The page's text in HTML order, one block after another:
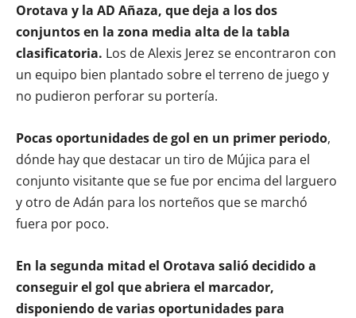
Orotava y la AD Añaza, que deja a los dos
conjuntos en la zona media alta de la tabla
clasificatoria. Los de Alexis Jerez se encontraron con
un equipo bien plantado sobre el terreno de juego y
no pudieron perforar su portería.
Pocas oportunidades de gol en un primer periodo,
dónde hay que destacar un tiro de Mújica para el
conjunto visitante que se fue por encima del larguero
y otro de Adán para los norteños que se marchó
fuera por poco.
En la segunda mitad el Orotava salió decidido a
conseguir el gol que abriera el marcador,
disponiendo de varias oportunidades para